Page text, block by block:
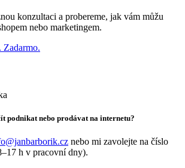
konzultaci a probereme, jak vám můžu
nebo marketingem.
podnikat nebo prodávat na internetu?
nebo mi zavolejte na číslo
h v pracovní dny).